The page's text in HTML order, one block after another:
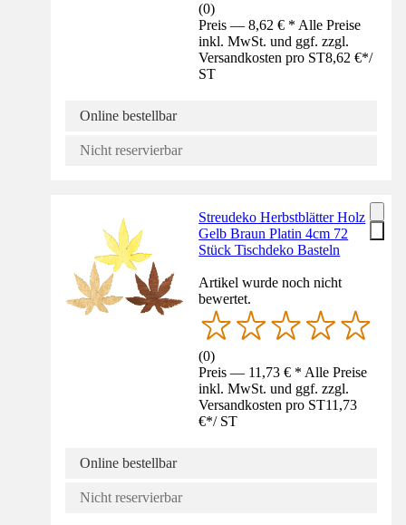
(0)
Preis — 8,62 € * Alle Preise
inkl. MwSt. und ggf. zzgl.
Versandkosten pro ST8,62 €*/
ST
Online bestellbar
Nicht reservierbar
Streudeko Herbstblätter Holz
Gelb Braun Platin 4cm 72
Stück Tischdeko Basteln
Artikel wurde noch nicht
bewertet.
(0)
Preis — 11,73 € * Alle Preise
inkl. MwSt. und ggf. zzgl.
Versandkosten pro ST11,73
€*/ ST
Online bestellbar
Nicht reservierbar